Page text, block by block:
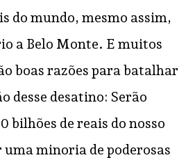
do mundo, mesmo assim,
a Belo Monte. E muitos
boas razões para batalhar
desse desatino: Serão
bilhões de reais do nosso
minoria de poderosas